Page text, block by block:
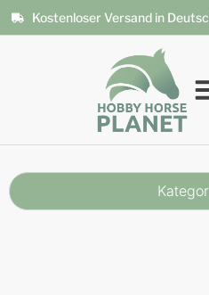
Kostenloser Versand in